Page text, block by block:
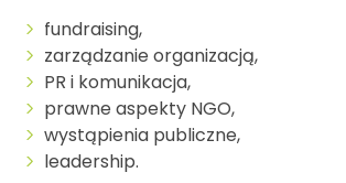
fundraising,
zarządzanie organizacją,
PR i komunikacja,
prawne aspekty NGO,
wystąpienia publiczne,
leadership.